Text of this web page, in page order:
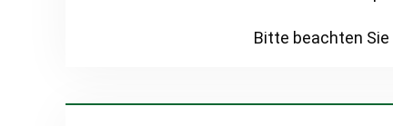
Bitte beachten